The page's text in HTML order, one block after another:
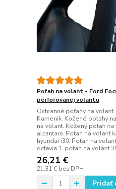
Poťah na volant - Ford
perforovanej volantu
Ochranné poťahy na
Kamenik. Kožené poťahy
na volant. Kožený potah
alcantara. Potah na volant
hyundai i30. Potah na
octavia 1. potah na volant
26,21 €
21,31 € bez DPH
Pridať